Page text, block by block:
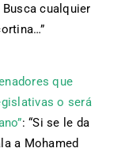
cualquier
”
que
o será
: “Si se le da
a Mohamed